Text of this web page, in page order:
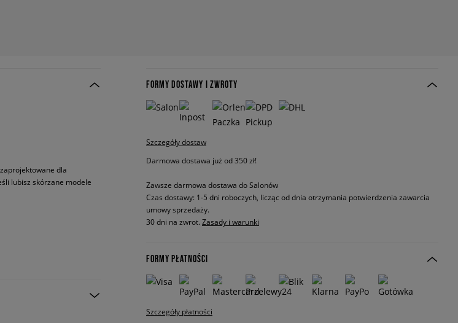
dla
lubisz skórzane modele
FORMY DOSTAWY I ZWROTY
Szczegóły dostaw
Darmowa dostawa już od 350 zł!
Zawsze darmowa dostawa do Salonów
Czas dostawy: 1-5 dni roboczych, licząc od dnia otrzymania potwierdzenia zawarcia
umowy sprzedaży.
30 dni na zwrot. Zasady i warunki
FORMY PŁATNOŚCI
Szczegóły płatności